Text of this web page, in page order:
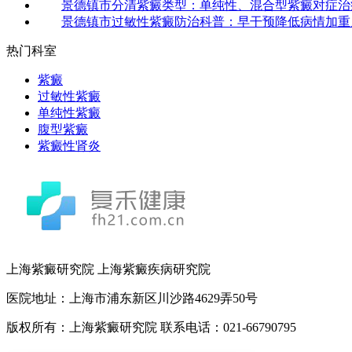
景德镇市分清紫癜类型：单纯性、混合型紫癜对症
景德镇市过敏性紫癜防治科普：早干预降低病情加
热门科室
紫癜
过敏性紫癜
单纯性紫癜
腹型紫癜
紫癜性肾炎
上海紫癜研究院 上海紫癜疾病研究院
医院地址：上海市浦东新区川沙路4629弄50号
版权所有：上海紫癜研究院 联系电话：021-66790795